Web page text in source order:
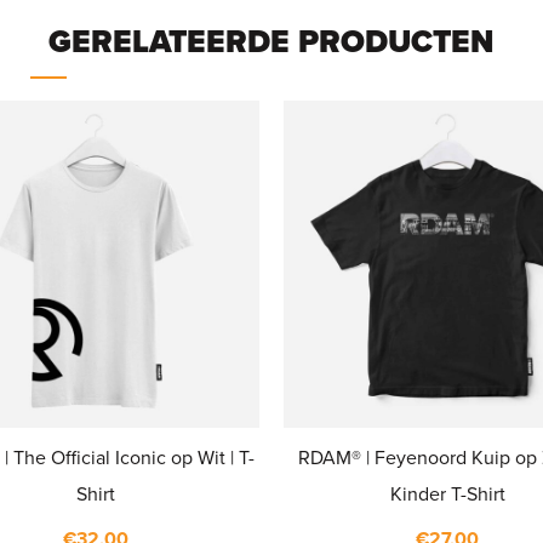
GERELATEERDE PRODUCTEN
| The Official Iconic op Wit | T-
Shirt
RDAM® | Feyenoord Kuip op
Kinder T-Shirt